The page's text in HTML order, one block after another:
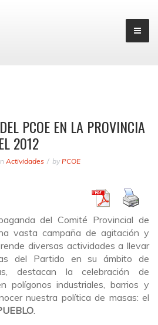
PCOE EN LA PROVINCIA
2012
Actividades by PCOE
del Comité Provincial de
vasta campaña de agitación y
diversas actividades a llevar
del Partido en su ámbito de
destacan la celebración de
polígonos industriales, barrios y
nuestra política de masas: el
.